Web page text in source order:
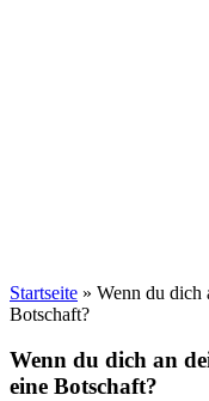
Startseite » Wenn du dich
Botschaft?
Wenn du dich an
eine Botschaft?